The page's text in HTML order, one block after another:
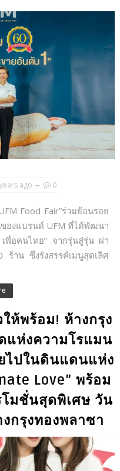
ago 0
Food Fair”ร่วมย้อนรอย
องแบรนด์ UFM ที่ได้พัฒนา
พื่อคนไทย” จากรุ่นสู่รุ่น ผ่า
ร้าน ซึ่งรังสรรค์เมนูสุดเลิศ
ห้พร้อม! ห้างกรุง
แห่งความโรแมน
ปในดินแดนแห่ง
Love” พร้อม
มชั่นสุดพิเศษ วัน
กรุงทองพลาซา